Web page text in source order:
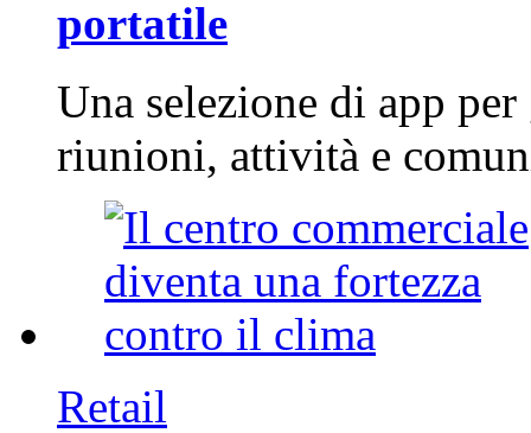
portatile
Una selezione di app
riunioni, attività e
Retail